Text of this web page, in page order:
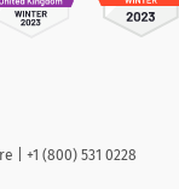
| +1 (800) 531 0228